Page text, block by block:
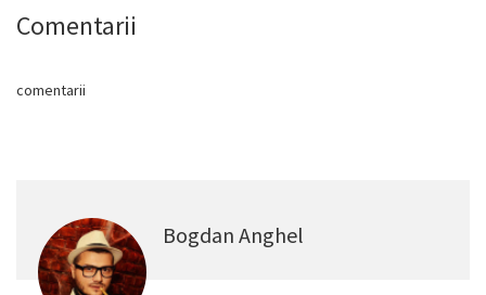
Comentarii
comentarii
Bogdan Anghel